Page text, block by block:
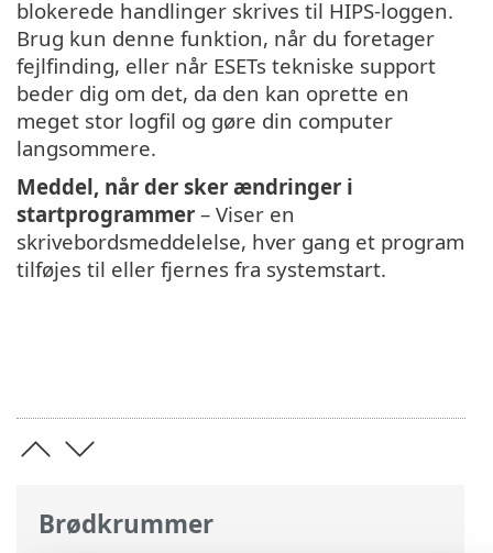
Brødkrummer
blokerede handlinger skrives til HIPS-loggen.
Brug kun denne funktion, når du foretager
fejlfinding, eller når ESETs tekniske support
beder dig om det, da den kan oprette en
meget stor logfil og gøre din computer
langsommere.
Meddel, når der sker ændringer i
startprogrammer – Viser en
skrivebordsmeddelelse, hver gang et program
tilføjes til eller fjernes fra systemstart.